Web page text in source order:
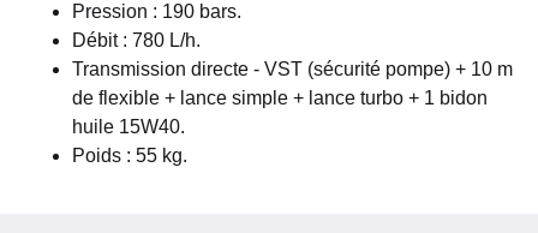
Pression : 190 bars.
Débit : 780 L/h.
Transmission directe - VST (sécurité pompe) + 10 m
de flexible + lance simple + lance turbo + 1 bidon
huile 15W40.
Poids : 55 kg.